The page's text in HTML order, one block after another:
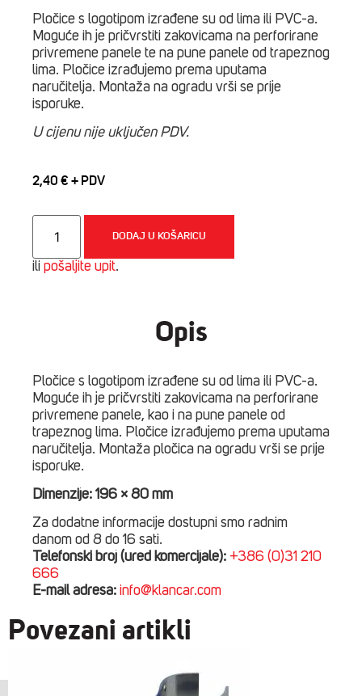
Pločice s logotipom izrađene su od lima ili PVC-a.
Moguće ih je pričvrstiti zakovicama na perforirane
privremene panele te na pune panele od trapeznog
lima. Pločice izrađujemo prema uputama
naručitelja. Montaža na ogradu vrši se prije
isporuke.
U cijenu nije uključen PDV.
2,40 €
Pločica
vašim
logotipom
količina
DODAJ U KOŠARICU
ili pošaljite upit.
Opis
Pločice s logotipom izrađene su od lima ili PVC-a.
Moguće ih je pričvrstiti zakovicama na perforirane
privremene panele, kao i na pune panele od
trapeznog lima. Pločice izrađujemo prema uputama
naručitelja. Montaža pločica na ogradu vrši se prije
isporuke.
Dimenzije: 196 × 80 mm
Za dodatne informacije dostupni smo radnim
danom od 8 do 16 sati.
Telefonski broj (ured komercijale): +386 (0)31 210
666
E-mail adresa: info@klancar.com
Povezani artikli